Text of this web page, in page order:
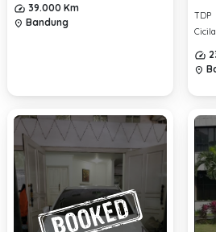
39.000 Km
location_on Bandung
TDP
location_on